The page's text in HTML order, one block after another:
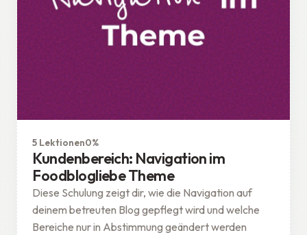
5 Lektionen0%
Kundenbereich: Navigation im
Foodblogliebe Theme
Diese Schulung zeigt dir, wie die Navigation auf
deinem betreuten Blog gepflegt wird und welche
Bereiche nur in Abstimmung geändert werden